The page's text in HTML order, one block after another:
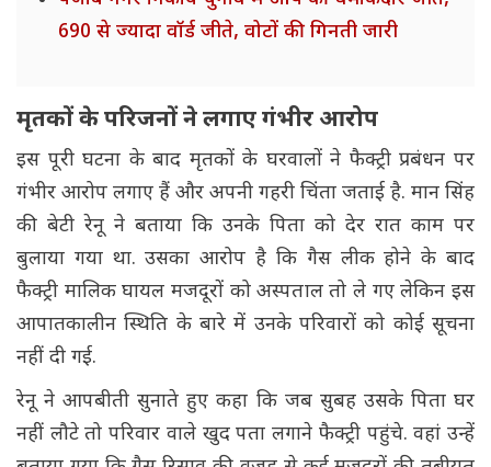
690 से ज्यादा वॉर्ड जीते, वोटों की गिनती जारी
मृतकों के परिजनों ने लगाए गंभीर आरोप
इस पूरी घटना के बाद मृतकों के घरवालों ने फैक्ट्री प्रबंधन पर
गंभीर आरोप लगाए हैं और अपनी गहरी चिंता जताई है. मान सिंह
की बेटी रेनू ने बताया कि उनके पिता को देर रात काम पर
बुलाया गया था. उसका आरोप है कि गैस लीक होने के बाद
फैक्ट्री मालिक घायल मजदूरों को अस्पताल तो ले गए लेकिन इस
आपातकालीन स्थिति के बारे में उनके परिवारों को कोई सूचना
नहीं दी गई.
रेनू ने आपबीती सुनाते हुए कहा कि जब सुबह उसके पिता घर
नहीं लौटे तो परिवार वाले खुद पता लगाने फैक्ट्री पहुंचे. वहां उन्हें